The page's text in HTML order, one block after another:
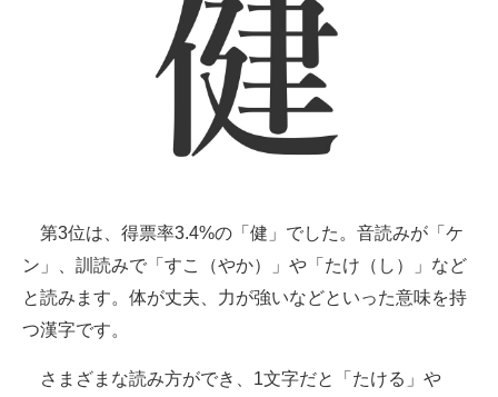
第3位は、得票率3.4%の「健」でした。音読みが「ケ
ン」、訓読みで「すこ（やか）」や「たけ（し）」など
と読みます。体が丈夫、力が強いなどといった意味を持
つ漢字です。
さまざまな読み方ができ、1文字だと「たける」や